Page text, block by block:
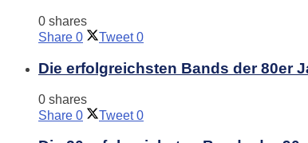
0 shares
Share 0 Tweet 0
Die erfolgreichsten Bands der 80er
0 shares
Share 0 Tweet 0